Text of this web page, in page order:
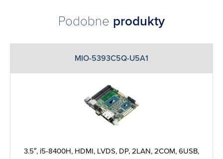
Podobne produkty
MIO-5393C5Q-U5A1
3.5″, i5-8400H, HDMI, LVDS, DP, 2LAN, 2COM, 6USB,